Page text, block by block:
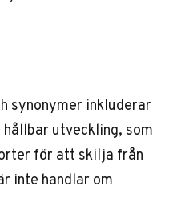
synonymer inkluderar
utveckling, som
för att skilja från
inte handlar om